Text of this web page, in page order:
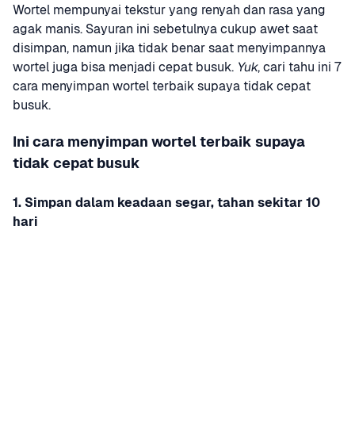
Wortel mempunyai tekstur yang renyah dan rasa yang
agak manis. Sayuran ini sebetulnya cukup awet saat
disimpan, namun jika tidak benar saat menyimpannya
wortel juga bisa menjadi cepat busuk. Yuk, cari tahu ini 7
cara menyimpan wortel terbaik supaya tidak cepat
busuk.
Ini cara menyimpan wortel terbaik supaya
tidak cepat busuk
1. Simpan dalam keadaan segar, tahan sekitar 10
hari